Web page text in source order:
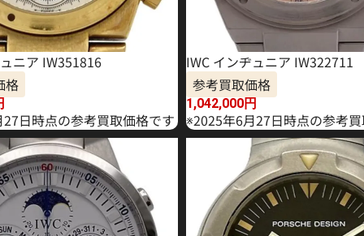
ニア IW351816
格
日時点の参考買取価格です
IWC インヂュニア IW322711
参考買取価格
1,042,000円
※2025年6月27日時点の参考